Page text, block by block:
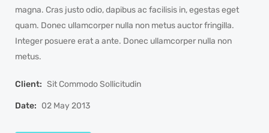
magna. Cras justo odio, dapibus ac facilisis in, egestas eget
quam. Donec ullamcorper nulla non metus auctor fringilla.
Integer posuere erat a ante. Donec ullamcorper nulla non
metus.
Client: Sit Commodo Sollicitudin
Date: 02 May 2013